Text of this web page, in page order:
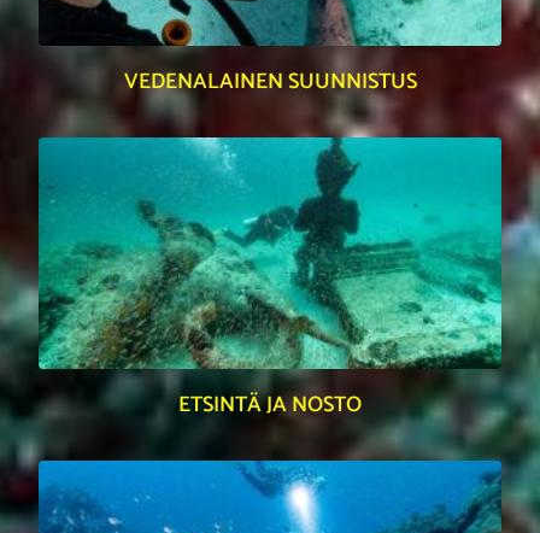
VEDENALAINEN SUUNNISTUS
ETSINTÄ JA NOSTO